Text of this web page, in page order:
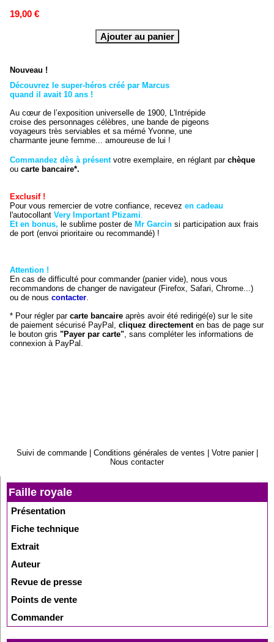
Faille royale
Présentation
Fiche technique
Extrait
Auteur
Revue de presse
Points de vente
Commander
19,00 €
Nouveau !
Découvrez le super-héros créé par Marcus
quand il avait 10 ans !
Au cœur de l’exposition universelle de 1900, L'Intrépide
croise des personnages célèbres, une bande de pigeons
voyageurs très serviables et sa mémé Yvonne, une
charmante jeune femme... amoureuse de lui !
Commandez dès à présentvotre exemplaire, en réglant par chèque
ou carte bancaire*.
Exclusif !
Pour vous remercier de votre confiance, recevez en cadeau
l'autocollant Very Important Ptizami
Et en bonus, le sublime poster de Mr Garcin si participation aux frais
de port (envoi prioritaire ou recommandé) !
Attention !
En cas de difficulté pour commander (panier vide), nous vous
recommandons de changer de navigateur (Firefox, Safari, Chrome...)
ou de nous contacter
* Pour régler par carte bancaire après avoir été redirigé(e) sur le site
de paiement sécurisé PayPal, cliquez directementen bas de page sur
le bouton gris "Payer par carte" , sans compléter les informations de
connexion à PayPal.
Suivi de commande | Conditions générales de ventes | Votre panier |
Nous contacter